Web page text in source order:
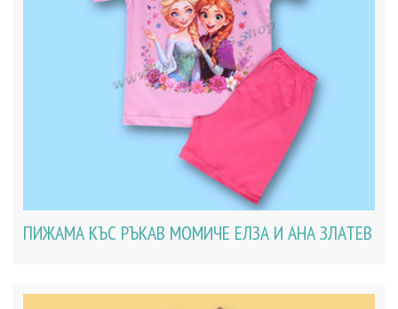
ПИЖАМА КЪС РЪКАВ МОМИЧЕ ЕЛЗА И АНА ЗЛАТЕВ